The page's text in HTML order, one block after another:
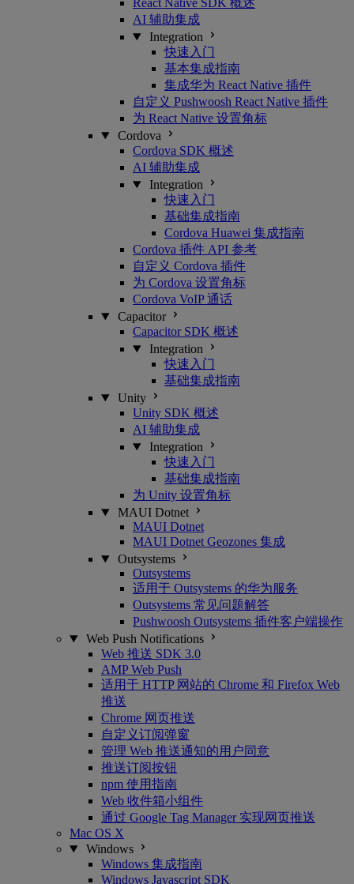
React Native SDK 概述
AI 辅助集成
Integration
快速入门
基本集成指南
集成华为 React Native 插件
自定义 Pushwoosh React Native 插件
为 React Native 设置角标
Cordova
Cordova SDK 概述
AI 辅助集成
Integration
快速入门
基础集成指南
Cordova Huawei 集成指南
Cordova 插件 API 参考
自定义 Cordova 插件
为 Cordova 设置角标
Cordova VoIP 通话
Capacitor
Capacitor SDK 概述
Integration
快速入门
基础集成指南
Unity
Unity SDK 概述
AI 辅助集成
Integration
快速入门
基础集成指南
为 Unity 设置角标
MAUI Dotnet
MAUI Dotnet
MAUI Dotnet Geozones 集成
Outsystems
Outsystems
适用于 Outsystems 的华为服务
Outsystems 常见问题解答
Pushwoosh Outsystems 插件客户端操作
Web Push Notifications
Web 推送 SDK 3.0
AMP Web Push
适用于 HTTP 网站的 Chrome 和 Firefox Web
推送
Chrome 网页推送
自定义订阅弹窗
管理 Web 推送通知的用户同意
推送订阅按钮
npm 使用指南
Web 收件箱小组件
通过 Google Tag Manager 实现网页推送
Mac OS X
Windows
Windows 集成指南
Windows Javascript SDK